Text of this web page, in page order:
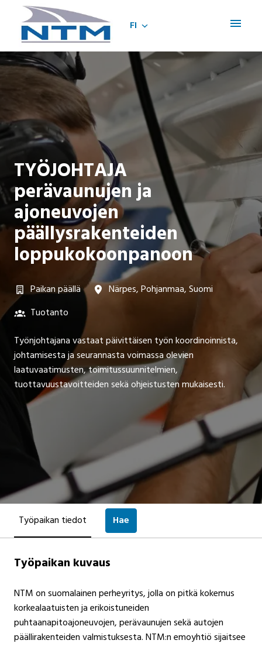
sisältöönEtusivu FI
TYÖJOHTAJA
perävaunujen ja
ajoneuvojen
päällysrakenteiden
loppukokoonpanoon
Paikan päällä Närpes,Pohjanmaa,Suomi
Tuotanto
Työnjohtajana vastaat päivittäisen työn koordinoinnista,
johtamisesta ja seurannasta voimassa olevien
laatuvaatimusten, toimitussuunnitelmien,
tuottavuustavoitteiden sekä ohjeistusten mukaisesti.
Työpaikan tiedot Hae
Työpaikan kuvaus
NTM on suomalainen perheyritys, jolla on pitkä kokemus
korkealaatuisten ja erikoistuneiden
puhtaanapitoajoneuvojen, perävaunujen sekä autojen
päällirakenteiden valmistuksesta. NTM:n emoyhtiö sijaitsee